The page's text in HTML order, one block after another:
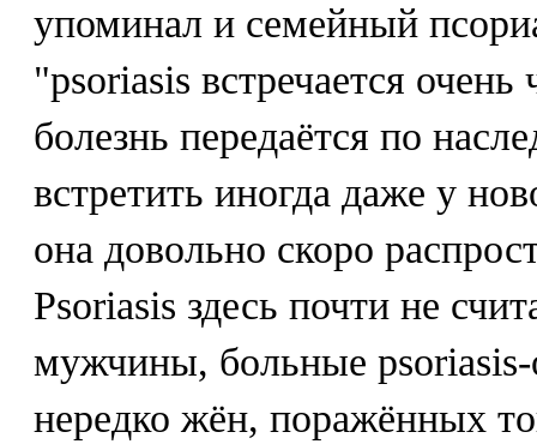
упоминал и семейный
"psoriasis встречается очень
болезнь передаётся по
встретить иногда даже у
она довольно скоро
Psoriasis здесь почти не
мужчины, больные
нередко жён, поражённых